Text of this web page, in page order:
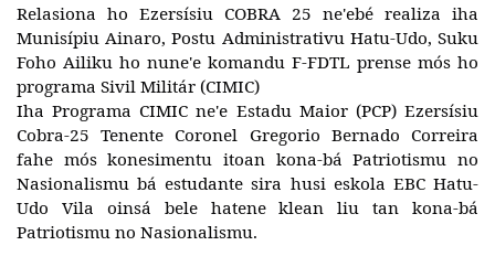
Relasiona ho Ezersísiu COBRA 25 ne'ebé realiza iha
Munisípiu Ainaro, Postu Administrativu Hatu-Udo, Suku
Foho Ailiku ho nune'e komandu F-FDTL prense mós ho
programa Sivil Militár (CIMIC)
Iha Programa CIMIC ne'e Estadu Maior (PCP) Ezersísiu
Cobra-25 Tenente Coronel Gregorio Bernado Correira
fahe mós konesimentu itoan kona-bá Patriotismu no
Nasionalismu bá estudante sira husi eskola EBC Hatu-
Udo Vila oinsá bele hatene klean liu tan kona-bá
Patriotismu no Nasionalismu.